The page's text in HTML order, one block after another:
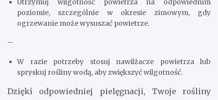
Utrzymuj wilgotność powietrza na odpowiednim
poziomie, szczególnie w okresie zimowym, gdy
ogrzewanie może wysuszać powietrze.
–
W razie potrzeby stosuj nawilżacze powietrza lub
spryskuj rośliny wodą, aby zwiększyć wilgotność.
Dzięki odpowiedniej pielęgnacji, Twoje rośliny